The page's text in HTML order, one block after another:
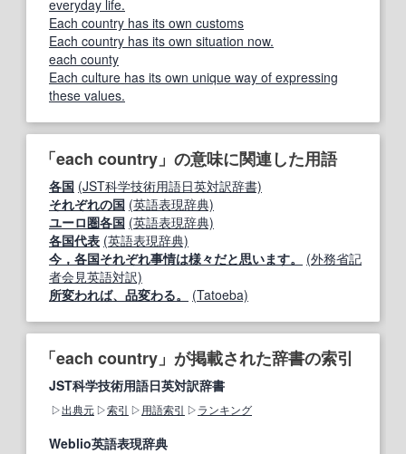
everyday life.
Each country has its own customs
Each country has its own situation now.
each county
Each culture has its own unique way of expressing
these values.
「each country」の意味に関連した用語
各国 (JST科学技術用語日英対訳辞書)
それぞれの国 (英語表現辞典)
ユーロ圏各国 (英語表現辞典)
各国代表 (英語表現辞典)
今，各国それぞれ事情は様々だと思います。
(外務省記
者会見英語対訳)
所変われば、品変わる。
(Tatoeba)
「each country」が掲載された辞書の索引
JST科学技術用語日英対訳辞書
出典元 索引 用語索引 ランキング
Weblio英語表現辞典